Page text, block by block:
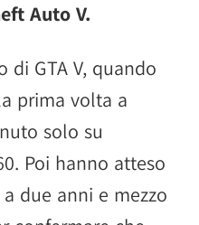
Auto V.
di GTA V, quando
prima volta a
solo su
Poi hanno atteso
due anni e mezzo